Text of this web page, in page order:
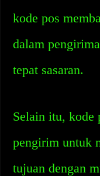
kode pos
dalam
tepat sasaran.
Selain itu, kode
pengirim untuk
tujuan dengan